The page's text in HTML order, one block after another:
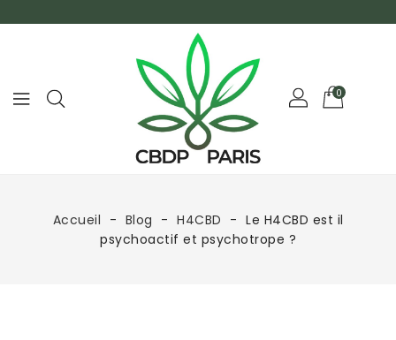
0
Accueil Blog H4CBD
Le H4CBD est il
psychoactif et psychotrope ?